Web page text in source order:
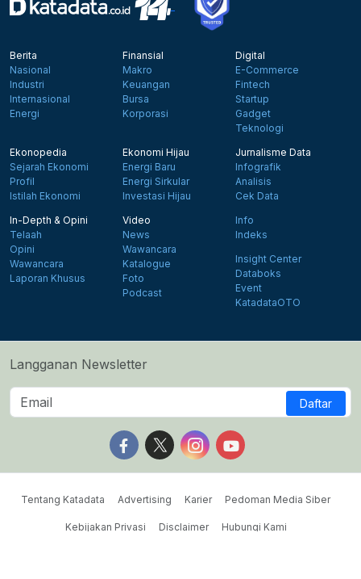
Berita
Nasional
Industri
Internasional
Energi
Finansial
Makro
Keuangan
Bursa
Korporasi
Digital
E-Commerce
Fintech
Startup
Gadget
Teknologi
Ekonopedia
Sejarah Ekonomi
Profil
Istilah Ekonomi
Ekonomi Hijau
Energi Baru
Energi Sirkular
Investasi Hijau
Jurnalisme Data
Infografik
Analisis
Cek Data
In-Depth & Opini
Telaah
Opini
Wawancara
Laporan Khusus
Video
News
Wawancara
Katalogue
Foto
Podcast
Info
Indeks
Insight Center
Databoks
Event
KatadataOTO
Langganan Newsletter
Daftar
Follow us on Facebook
Follow us on X
Follow us on Instagram
Follow us on
Tentang Katadata Advertising Karier Pedoman Media Siber
Kebijakan Privasi Disclaimer Hubungi Kami